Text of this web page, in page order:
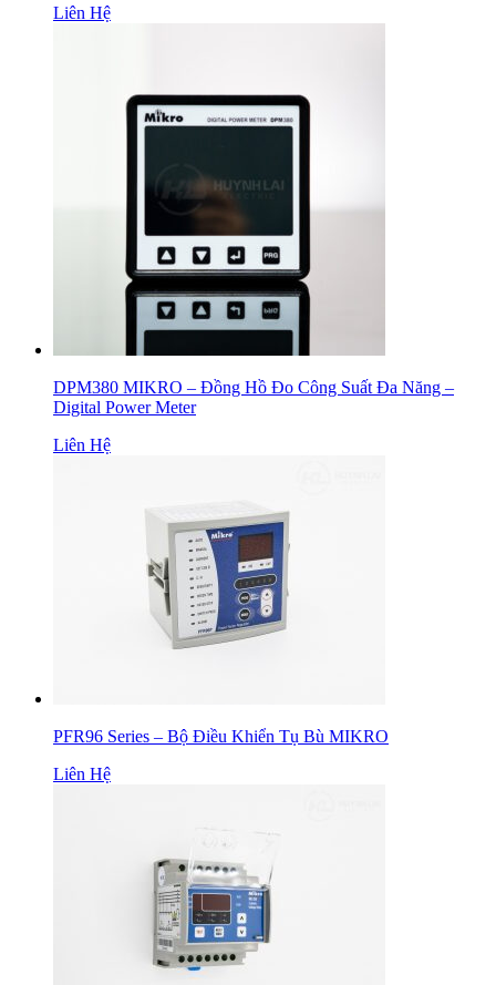
Liên Hệ
DPM380 MIKRO – Đồng Hồ Đo Công Suất Đa Năng –
Digital Power Meter
Liên Hệ
PFR96 Series – Bộ Điều Khiển Tụ Bù MIKRO
Liên Hệ